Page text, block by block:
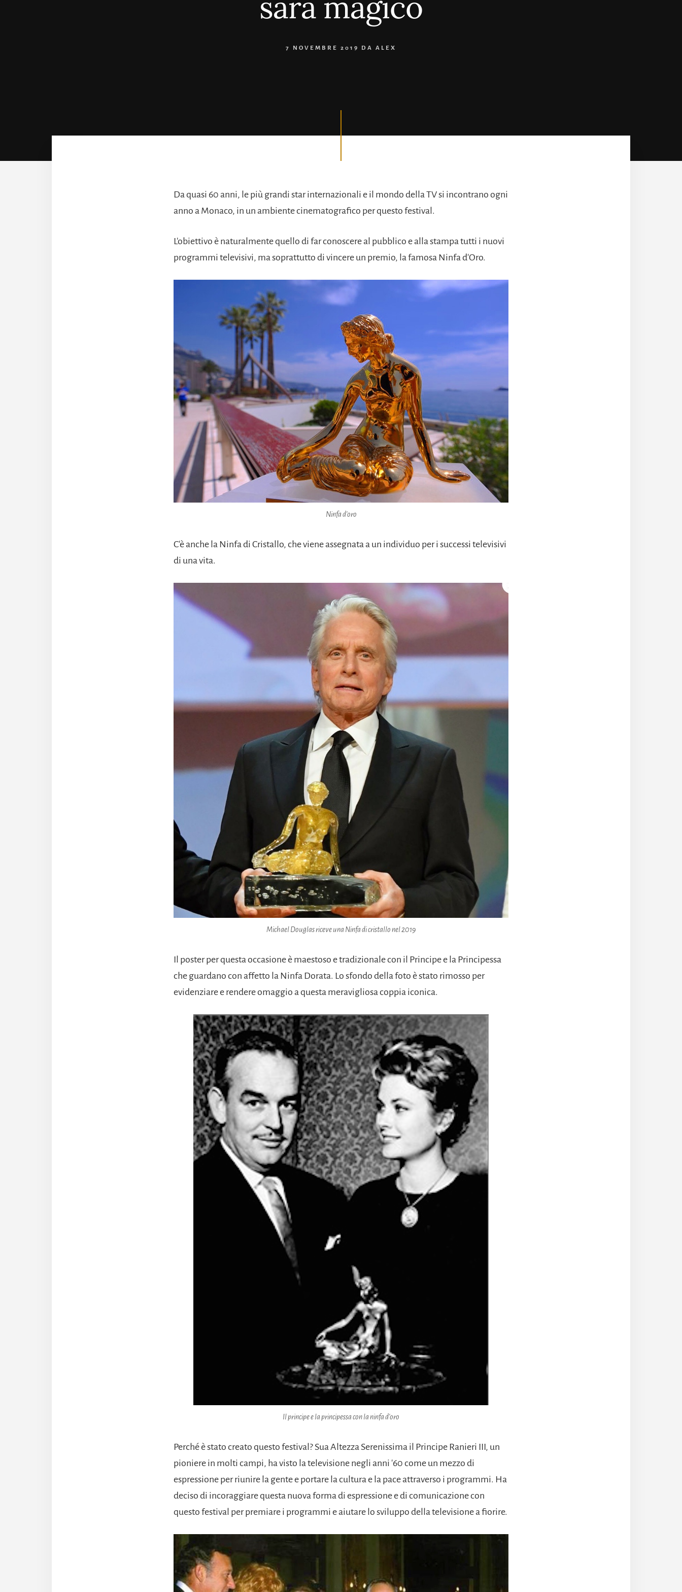
7 NOVEMBRE 2019 DA ALEX
Da quasi 60 anni, le più grandi star internazionali e il mondo della TV si incontrano ogni
anno a Monaco, in un ambiente cinematografico per questo festival.
L'obiettivo è naturalmente quello di far conoscere al pubblico e alla stampa tutti i nuovi
programmi televisivi, ma soprattutto di vincere un premio, la famosa Ninfa d'Oro.
Ninfa d'oro
C'è anche la Ninfa di Cristallo, che viene assegnata a un individuo per i successi televisivi
di una vita.
Michael Douglas riceve una Ninfa di cristallo nel 2019
Il poster per questa occasione è maestoso e tradizionale con il Principe e la Principessa
che guardano con affetto la Ninfa Dorata. Lo sfondo della foto è stato rimosso per
evidenziare e rendere omaggio a questa meravigliosa coppia iconica.
Il principe e la principessa con la ninfa d'oro
Perché è stato creato questo festival? Sua Altezza Serenissima il Principe Ranieri III, un
pioniere in molti campi, ha visto la televisione negli anni '60 come un mezzo di
espressione per riunire la gente e portare la cultura e la pace attraverso i programmi. Ha
deciso di incoraggiare questa nuova forma di espressione e di comunicazione con
questo festival per premiare i programmi e aiutare lo sviluppo della televisione a fiorire.